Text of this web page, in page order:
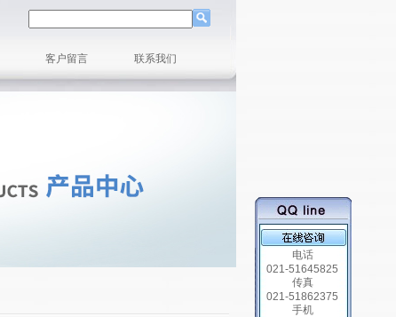
客户留言 联系我们
电话
021-51645825
传真
021-51862375
手机